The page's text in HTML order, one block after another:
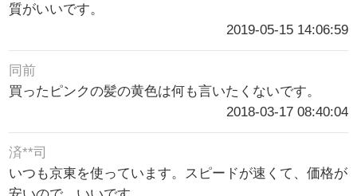
質がいいです。
2019-05-15 14:06:59
同前
買ったピンクの髪の黄色は何も言いたくないです。
2018-03-17 08:40:04
済**司
いつも京東を使っています。スピードが速くて、価格が